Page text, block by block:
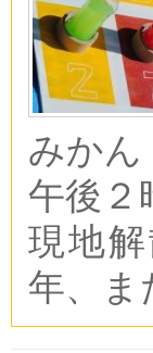
みかん
午後２
現地
年、ま